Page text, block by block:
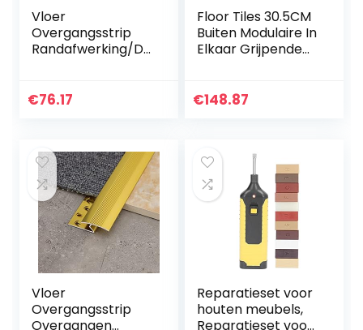
Vloer
Overgangsstrip
Randafwerking/Dr
Aluminium Strips –
€76.17
Floor Tiles 30.5CM
Buiten Modulaire In
Elkaar Grijpende
Speelplaats Park
€148.87
Vloer
Overgangsstrip
Overgangen
Reparatieset voor
houten meubels,
Reparatieset voor